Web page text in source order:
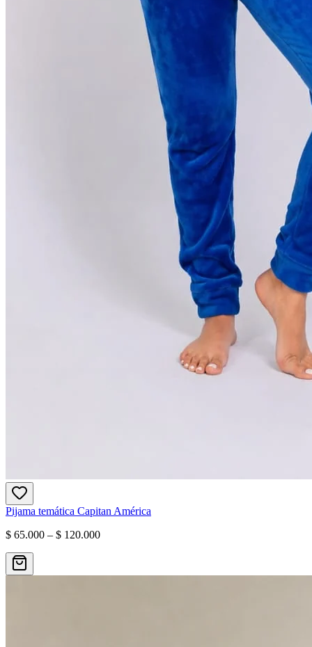
Pijama temática Capitan América
$ 65.000 – $ 120.000